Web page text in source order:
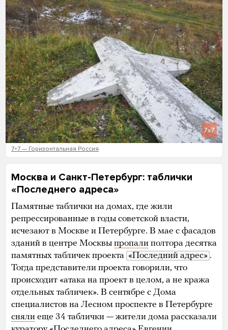
7×7 — Горизонтальная Россия
Москва и Санкт-Петербург: таблички
«Последнего адреса»
Памятные таблички на домах, где жили
репрессированные в годы советской власти,
исчезают в Москве и Петербурге. В мае с фасадов
зданий в центре Москвы пропали полтора десятка
памятных табличек проекта «Последний адрес» .
Тогда представители проекта говорили, что
происходит «атака на проект в целом, а не кража
отдельных табличек». В сентябре с Дома
специалистов на Лесном проспекте в Петербурге
сняли еще 34 таблички — жители дома рассказали